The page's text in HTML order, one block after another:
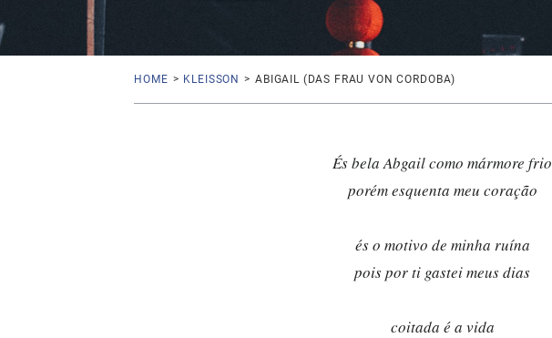
HOME > KLEISSON > ABIGAIL (DAS FRAU VON CORDOBA)
És bela Abgail como mármore frio
porém esquenta meu coração
és o motivo de minha ruína
pois por ti gastei meus dias
coitada é a vida